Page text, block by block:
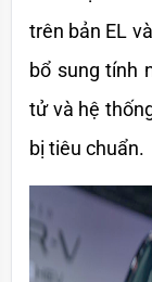
trên bản EL
bổ sung tính
tử và hệ
bị tiêu chuẩn.